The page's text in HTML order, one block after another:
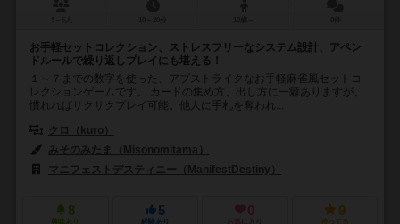
お手軽セットコレクション、ストレスフリーなシステム設計、アペン
ドルールで繰り返しプレイにも堪える！
１～７までの数字を使った、アブストライクなお手軽麻雀風セットコ
レクションゲームです。 カードの集め方、出し方に一癖ありますが、
慣れればサクサクプレイ可能。他人に手札を奪われ...
クロ（kuro）
みそのみたま（Misonomitama）
マニフェストデスティニー（ManifestDestiny）
8
興味あり
5
経験あり
0
お気に入り
9
持ってる